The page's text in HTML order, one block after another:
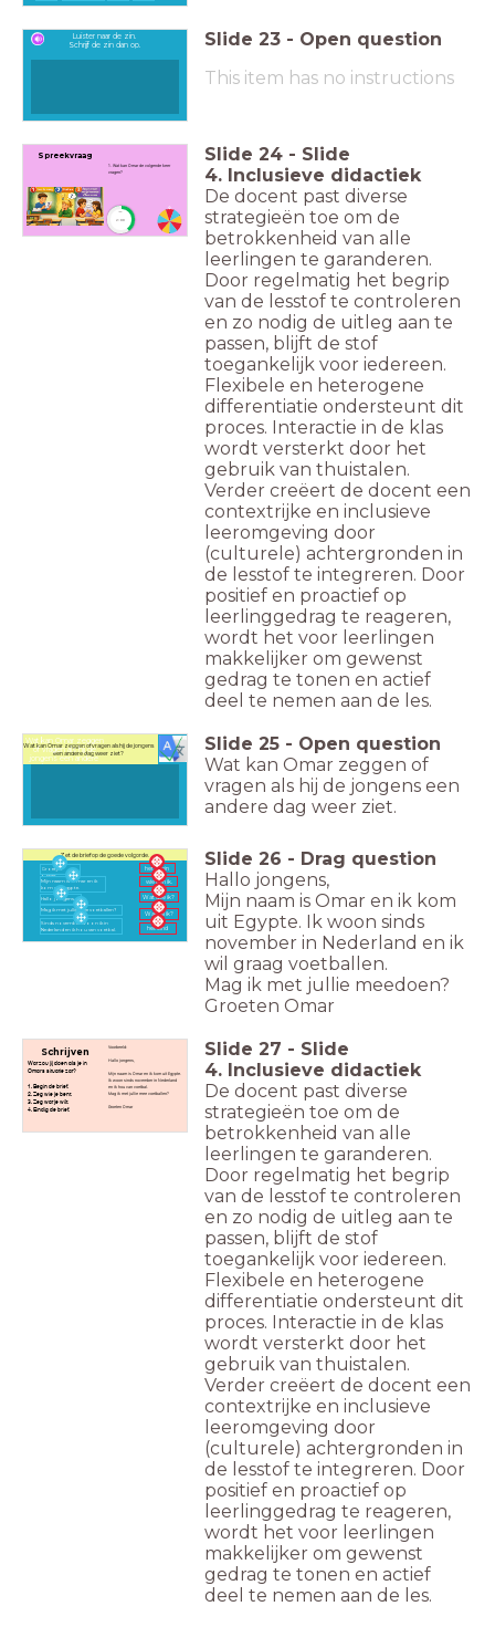
Luister naar de zin.
Schrijf de zin dan op.
Slide 23 - Open question
This item has no instructions
1. Wat kan Omar de volgende keer
vragen?
Spreekvraag
2:00
Slide 24 - Slide
4. Inclusieve didactiek
De docent past diverse
strategieën toe om de
betrokkenheid van alle
leerlingen te garanderen.
Door regelmatig het begrip
van de lesstof te controleren
en zo nodig de uitleg aan te
passen, blijft de stof
toegankelijk voor iedereen.
Flexibele en heterogene
differentiatie ondersteunt dit
proces. Interactie in de klas
wordt versterkt door het
gebruik van thuistalen.
Verder creëert de docent een
contextrijke en inclusieve
leeromgeving door
(culturele) achtergronden in
de lesstof te integreren. Door
positief en proactief op
leerlinggedrag te reageren,
wordt het voor leerlingen
makkelijker om gewenst
gedrag te tonen en actief
deel te nemen aan de les.
Wat kan Omar zeggen
of vragen als hij de
jongens een andere
Wat kan Omar zeggen of vragen als hij de jongens
een andere dag weer ziet?
Slide 25 - Open question
Wat kan Omar zeggen of
vragen als hij de jongens een
andere dag weer ziet.
Zet de brief op de goede volgorde.
het begin
wie ben ik.
Wat doe ik?
Wat wil ik?
het eind
Groetjes
Omar
Mijn naam is Omar en ik
kom uit Egypte.
Hallo jongens,
Mag ik met jullie mee voetballen?
Sinds november woon ik in
Nederland en ik hou van voetbal.
Slide 26 - Drag question
Hallo jongens,
Mijn naam is Omar en ik kom
uit Egypte. Ik woon sinds
november in Nederland en ik
wil graag voetballen.
Mag ik met jullie meedoen?
Groeten Omar
Wat zou jij doen als je in
Omars situatie zat?
1. Begin de brief.
2. Zeg wie je bent.
3. Zeg wat je wilt.
4. Eindig de brief.
Voorbeeld:
Hallo jongens,
Mijn naam is Omar en ik kom uit Egypte.
Ik woon sinds november in Nederland
en ik hou van voetbal.
Mag ik met jullie mee voetballen?
Groeten Omar
Schrijven Slide 27 - Slide
4. Inclusieve didactiek
De docent past diverse
strategieën toe om de
betrokkenheid van alle
leerlingen te garanderen.
Door regelmatig het begrip
van de lesstof te controleren
en zo nodig de uitleg aan te
passen, blijft de stof
toegankelijk voor iedereen.
Flexibele en heterogene
differentiatie ondersteunt dit
proces. Interactie in de klas
wordt versterkt door het
gebruik van thuistalen.
Verder creëert de docent een
contextrijke en inclusieve
leeromgeving door
(culturele) achtergronden in
de lesstof te integreren. Door
positief en proactief op
leerlinggedrag te reageren,
wordt het voor leerlingen
makkelijker om gewenst
gedrag te tonen en actief
deel te nemen aan de les.